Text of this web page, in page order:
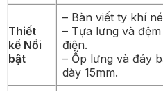
Thiết
kế Nổi
bật
– Bàn viết ty khí
– Tựa lưng và
điện.
– Ốp lưng và đáy
dày 15mm.